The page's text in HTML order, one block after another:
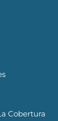
Cobertura